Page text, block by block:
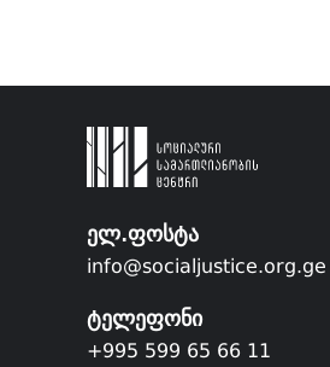
ელ.ფოსტა
info@socialjustice.org.ge
ტელეფონი
+995 599 65 66 11